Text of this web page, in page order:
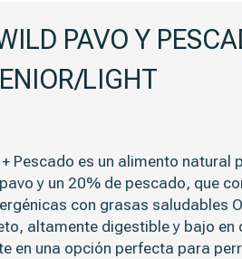
PAVO Y
LIGHT
Pescado es un alimento natural
y un 20% de pescado, que
con grasas saludables
altamente digestible y bajo en
en una opción perfecta para